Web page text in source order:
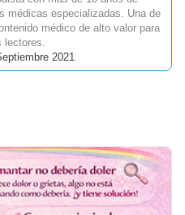
médicas especializadas. Una de
médico de alto valor para
lectores.
2021